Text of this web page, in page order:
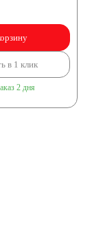
в 1 клик
2 дня